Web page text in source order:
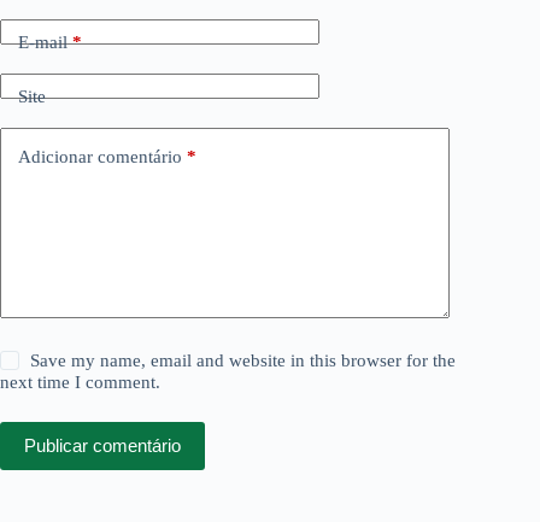
E-mail*
Site
Adicionar comentário *
Save my name, email and website in this browser for the
next time I comment.
Publicar comentário